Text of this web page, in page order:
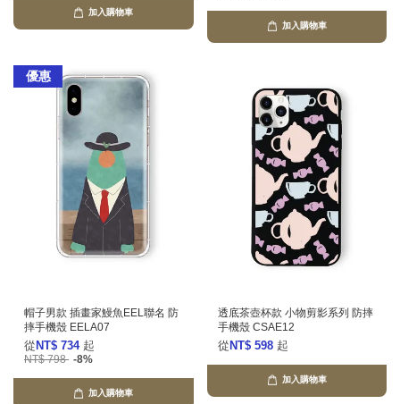
加入購物車
加入購物車
優惠
帽子男款 插畫家鰻魚EEL聯名 防
摔手機殼 EELA07
從 NT$ 734 起
NT$ 798 -8%
加入購物車
透底茶壺杯款 小物剪影系列 防摔
手機殼 CSAE12
從 NT$ 598 起
加入購物車